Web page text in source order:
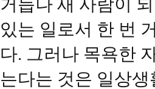
거듭나 새 사람이
있는 일로서 한 번
다. 그러나 목욕한
는다는 것은 일상